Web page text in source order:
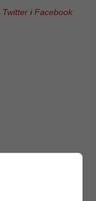
Twitter iFacebook